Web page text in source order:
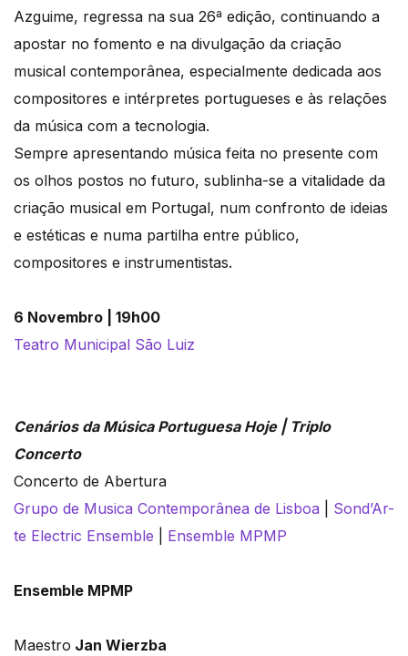
Azguime, regressa na sua 26ª edição, continuando a
apostar no fomento e na divulgação da criação
musical contemporânea, especialmente dedicada aos
compositores e intérpretes portugueses e às relações
da música com a tecnologia.
Sempre apresentando música feita no presente com
os olhos postos no futuro, sublinha-se a vitalidade da
criação musical em Portugal, num confronto de ideias
e estéticas e numa partilha entre público,
compositores e instrumentistas.
6 Novembro | 19h00
Teatro Municipal São Luiz
Cenários da Música Portuguesa Hoje | Triplo
Concerto
Concerto de Abertura
Grupo de Musica Contemporânea de Lisboa
Sond’Ar-
te Electric Ensemble
Ensemble MPMP
Ensemble MPMP
Maestro Jan Wierzba